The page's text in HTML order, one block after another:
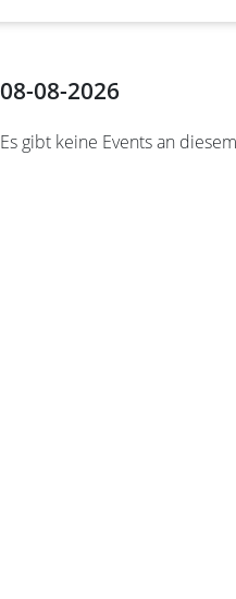
08-08-2026
Es gibt keine Events an